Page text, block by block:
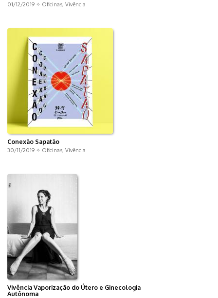
01/12/2019 ✧ Oficinas, Vivência
Conexão Sapatão
30/11/2019 ✧ Oficinas, Vivência
Vivência Vaporização do Útero e Ginecologia
Autônoma